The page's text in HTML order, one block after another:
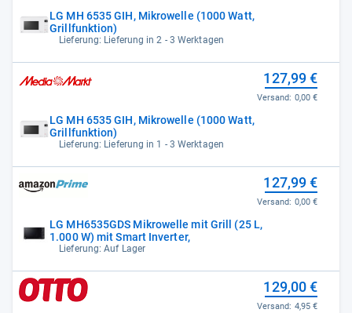
LG MH 6535 GIH, Mikrowelle (1000 Watt,
Grillfunktion)
Lieferung: Lieferung in 2 - 3 Werktagen
LG MH 6535 GIH, Mikrowelle (1000 Watt,
Grillfunktion)
Lieferung: Lieferung in 1 - 3 Werktagen
127,99 €
Versand: 0,00 €
LG MH6535GDS Mikrowelle mit Grill (25 L,
1.000 W) mit Smart Inverter,
Lieferung: Auf Lager
127,99 €
Versand: 0,00 €
129,00 €
Versand: 4,95 €